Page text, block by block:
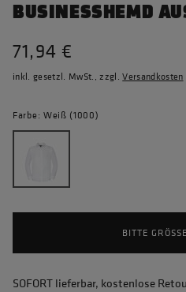
BUSINESSHEMD
71,94 €
inkl. gesetzl. MwSt., zzgl.Versandkosten
Farbe: Weiß (1000)
BITTE
SOFORT lieferbar, kostenlose